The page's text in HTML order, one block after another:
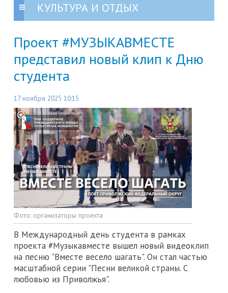
КУЛЬТУРА И ОТДЫХ
Проект #МУЗЫКАВМЕСТЕ
представил новый клип к Дню
студента
17 ноября 2025 10:15
Фото: организаторы проекта
В Международный день студента в рамках
проекта #Музыкавместе вышел новый видеоклип
на песню "Вместе весело шагать". Он стал частью
масштабной серии "Песни великой страны. С
любовью из Приволжья".